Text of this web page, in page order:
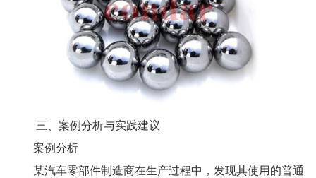
三、案例分析与实践建议
案例分析
某汽车零部件制造商在生产过程中，发现其使用的普通